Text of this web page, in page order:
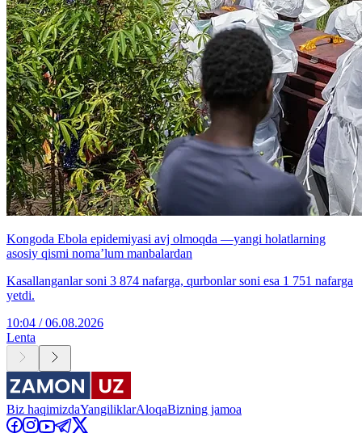
Kongoda Ebola epidemiyasi avj olmoqda —yangi holatlarning
asosiy qismi noma’lum manbalardan
Kasallanganlar soni 3 874 nafarga, qurbonlar soni esa 1 751 nafarga
yetdi.
10:04 / 06.08.2026
Lenta
Biz haqimizdaYangiliklarAloqaBizning jamoa